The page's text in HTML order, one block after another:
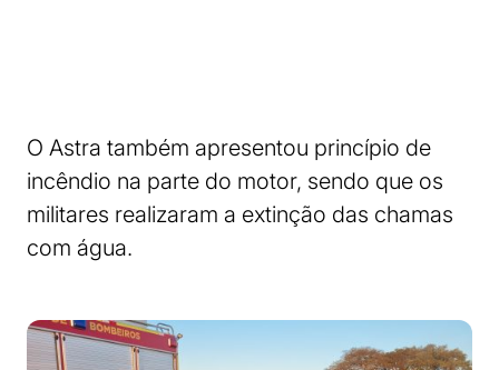
O Astra também apresentou princípio de
incêndio na parte do motor, sendo que os
militares realizaram a extinção das chamas
com água.